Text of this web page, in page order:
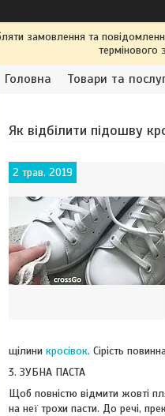
замовлення та
термінового
Головна Товари та
Як відбілити підошву
2 трав. 2019
щілини кросівок. Сірість
3. ЗУБНА ПАСТА
Щоб повністю відмити жовті
на неї трохи пасти. До речі,